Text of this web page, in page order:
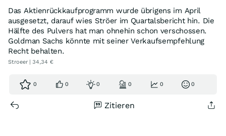
Das Aktienrückkaufprogramm wurde übrigens im April
ausgesetzt, darauf wies Ströer im Quartalsbericht hin. Die
Hälfte des Pulvers hat man ohnehin schon verschossen.
Goldman Sachs könnte mit seiner Verkaufsempfehlung
Recht behalten.
Stroeer | 34,34 €
0 0 0 0 0 0
Zitieren